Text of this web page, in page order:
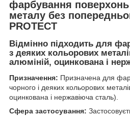
фарбування поверхонь
металу без
PROTECT
Відмінно підходить для
з деяких кольорових
алюміній, оцинкована і
Призначення: Призначена для
чорного і деяких кольорових
оцинкована і нержавіюча сталь).
Сфера застосування: